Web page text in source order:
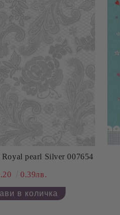
Lace Royal pearl Silver 007654
0.39лв.